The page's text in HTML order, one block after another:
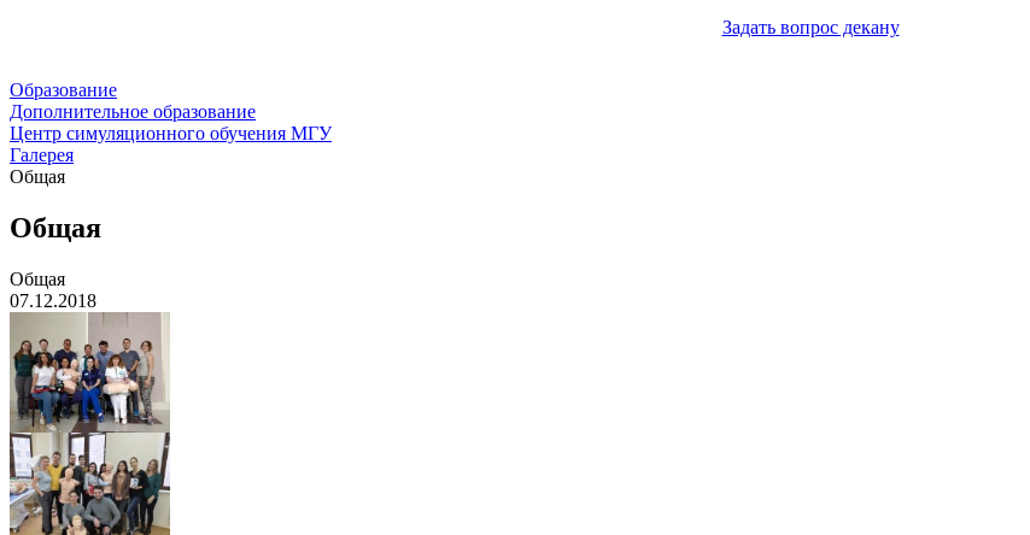
Задать вопрос декану
Образование
Дополнительное образование
Центр симуляционного обучения МГУ
Галерея
Общая
Общая
Общая
07.12.2018